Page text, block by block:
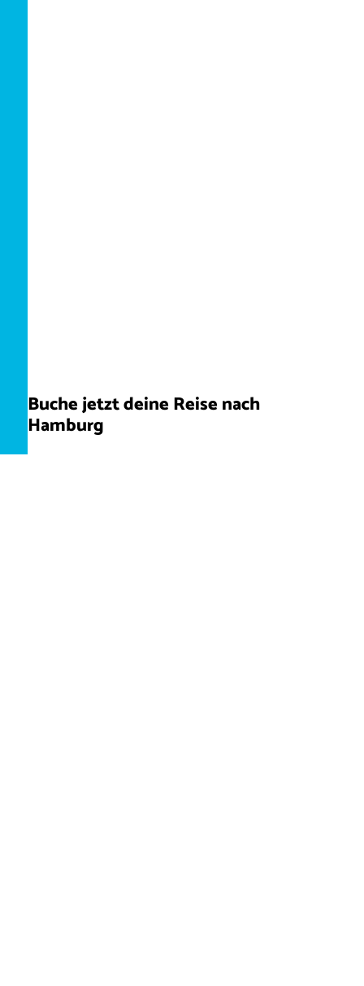
Buche jetzt deine Reise nach
Hamburg